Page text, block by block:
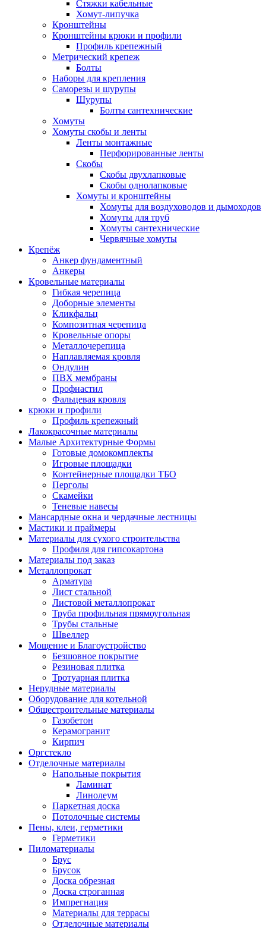
Стяжки кабельные
Хомут-липучка
Кронштейны
Кронштейны крюки и профили
Профиль крепежный
Метрический крепеж
Болты
Наборы для крепления
Саморезы и шурупы
Шурупы
Болты сантехнические
Хомуты
Хомуты скобы и ленты
Ленты монтажные
Перфорированные ленты
Скобы
Скобы двухлапковые
Скобы однолапковые
Хомуты и кронштейны
Хомуты для воздуховодов и дымоходов
Хомуты для труб
Хомуты сантехнические
Червячные хомуты
Крепёж
Анкер фундаментный
Анкеры
Кровельные материалы
Гибкая черепица
Доборные элементы
Кликфальц
Композитная черепица
Кровельные опоры
Металлочерепица
Наплавляемая кровля
Ондулин
ПВХ мембраны
Профнастил
Фальцевая кровля
крюки и профили
Профиль крепежный
Лакокрасочные материалы
Малые Архитектурные Формы
Готовые домокомплекты
Игровые площадки
Контейнерные площадки ТБО
Перголы
Скамейки
Теневые навесы
Мансардные окна и чердачные лестницы
Мастики и праймеры
Материалы для сухого строительства
Профиля для гипсокартона
Материалы под заказ
Металлопрокат
Арматура
Лист стальной
Листовой металлопрокат
Труба профильная прямоугольная
Трубы стальные
Швеллер
Мощение и Благоустройство
Безшовное покрытие
Резиновая плитка
Тротуарная плитка
Нерудные материалы
Оборудование для котельной
Общестроительные материалы
Газобетон
Керамогранит
Кирпич
Оргстекло
Отделочные материалы
Напольные покрытия
Ламинат
Линолеум
Паркетная доска
Потолочные системы
Пены, клеи, герметики
Герметики
Пиломатериалы
Брус
Брусок
Доска обрезная
Доска строганная
Импрегнация
Материалы для террасы
Отделочные материалы